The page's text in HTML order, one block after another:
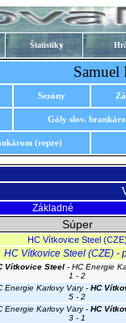
Štatistiky
Sezóny
Góly slov.
(repre)
Základné
Súper
HC Vítkovice Steel
HC Vítkovice Steel (CZE) -
Vítkovice Steel- HC Energie
1 - 2
Energie Karlovy Vary - HC
5 - 2
Energie Karlovy Vary - HC
3 - 1